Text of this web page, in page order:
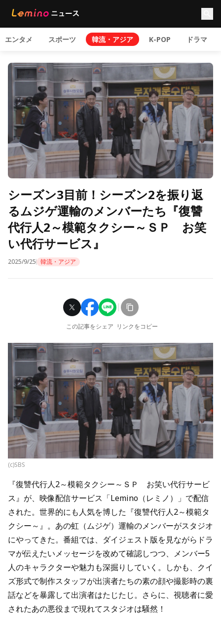
エンタメ スポーツ 韓流・アジア K-POP ドラマ
シーズン3目前！シーズン2を振り返
るムジゲ運輸のメンバーたち『復讐
代行人2～模範タクシー～ＳＰ お笑
い代行サービス』
2025/9/25 韓流・アジア
この記事をシェア リンクをコピー
(c)SBS
『復讐代行人2～模範タクシー～ＳＰ お笑い代行サービ
ス』が、映像配信サービス「Lemino（レミノ）」で配信
された。世界的にも人気を博した『復讐代行人2～模範タ
クシー～』。あの虹（ムジゲ）運輸のメンバーがスタジオ
にやってきた。番組では、ダイジェスト版を見ながらドラ
マが伝えたいメッセージを改めて確認しつつ、メンバー5
人のキャラクターや魅力も深掘りしていく。しかも、クイ
ズ形式で制作スタッフが出演者たちの素の顔や撮影時の裏
話などを暴露して出演者はたじたじ。さらに、視聴者に愛
されたあの悪役まで現れてスタジオは騒然！